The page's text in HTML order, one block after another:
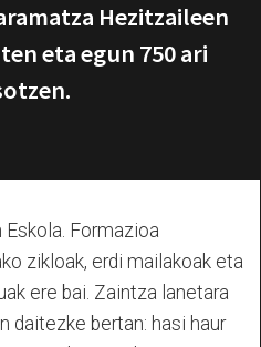
Hezitzaileen
eta egun 750 ari
Formazioa
zikloak, erdi mailakoak eta
ere bai. Zaintza lanetara
daitezke bertan: hasi haur